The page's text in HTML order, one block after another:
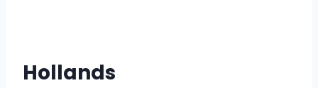
Hollands